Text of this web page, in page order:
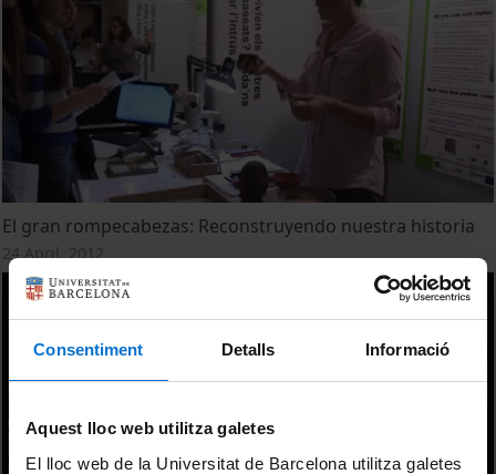
Consentiment Detalls Informació
Aquest lloc web utilitza galetes
El lloc web de la Universitat de Barcelona utilitza galetes
El gran rompecabezas: Reconstruyendo nuestra historia
24 April, 2012